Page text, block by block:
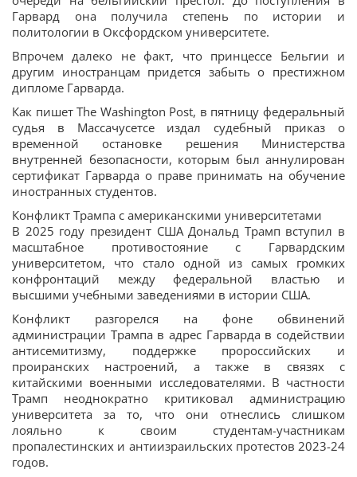
Гарвард она получила степень по истории и
политологии в Оксфордском университете.
Впрочем далеко не факт, что принцессе Бельгии и
другим иностранцам придется забыть о престижном
дипломе Гарварда.
Как пишет The Washington Post, в пятницу федеральный
судья в Массачусетсе издал судебный приказ о
временной остановке решения Министерства
внутренней безопасности, которым был аннулирован
сертификат Гарварда о праве принимать на обучение
иностранных студентов.
Конфликт Трампа с американскими университетами
В 2025 году президент США Дональд Трамп вступил в
масштабное противостояние с Гарвардским
университетом, что стало одной из самых громких
конфронтаций между федеральной властью и
высшими учебными заведениями в истории США.
Конфликт разгорелся на фоне обвинений
администрации Трампа в адрес Гарварда в содействии
антисемитизму, поддержке пророссийских и
проиранских настроений, а также в связях с
китайскими военными исследователями. В частности
Трамп неоднократно критиковал администрацию
университета за то, что они отнеслись слишком
лояльно к своим студентам-участникам
пропалестинских и антиизраильских протестов 2023-24
годов.